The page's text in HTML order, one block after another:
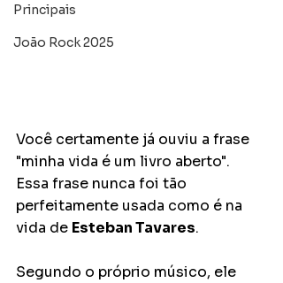
Principais
João Rock 2025
Você certamente já ouviu a frase
"minha vida é um livro aberto".
Essa frase nunca foi tão
perfeitamente usada como é na
vida de Esteban Tavares.
Segundo o próprio músico, ele